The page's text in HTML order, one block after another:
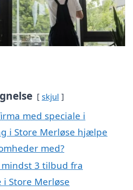
skjul
med speciale i
i Store Merløse hjælpe
med?
3 tilbud fra
Store Merløse